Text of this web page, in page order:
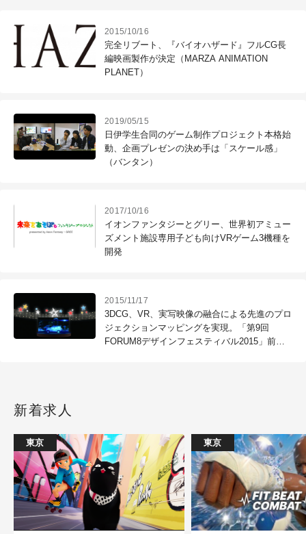
2015/10/16
完全リブート、『バイオハザード』フルCG長
編映画製作が決定（MARZA ANIMATION
PLANET）
2019/05/15
日伊学生合同のゲーム制作プロジェクト本格始
動、企画プレゼンの決め手は「スケール感」
（バンタン）
2017/10/16
イオンファンタジーとグリー、世界初アミュー
ズメント施設専用子ども向けVRゲーム3機種を
開発
2015/11/17
3DCG、VR、実写映像の融合による先進のプロ
ジェクションマッピングを実現。「第9回
FORUM8デザインフェスティバル2015」前夜
新着求人
東京 東京